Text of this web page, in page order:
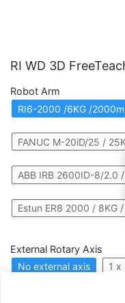
RI WD 3D
Robot Arm
RI6-2000 /6KG /
FANUC M-20iD/25 /
ABB IRB 2600ID-8/2.0 /
Estun ER8 2000 / 8KG
External Rotary Axis
No external axis
1 x
Platformă integrată
Monitorizare în timp
Conectează roboți,
soluție
Scalabil de la 1 robot